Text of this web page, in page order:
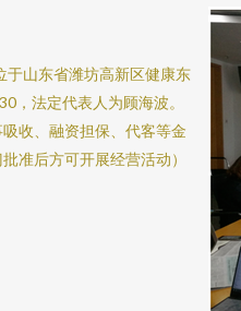
山东省潍坊高新区健康东
，法定代表人为顾海波。
收、融资担保、代客等金
准后方可开展经营活动）